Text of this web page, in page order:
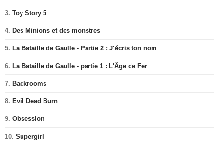
3. Toy Story 5
4. Des Minions et des monstres
5. La Bataille de Gaulle - Partie 2 : J’écris ton nom
6. La Bataille de Gaulle - partie 1 : L'Âge de Fer
7. Backrooms
8. Evil Dead Burn
9. Obsession
10. Supergirl